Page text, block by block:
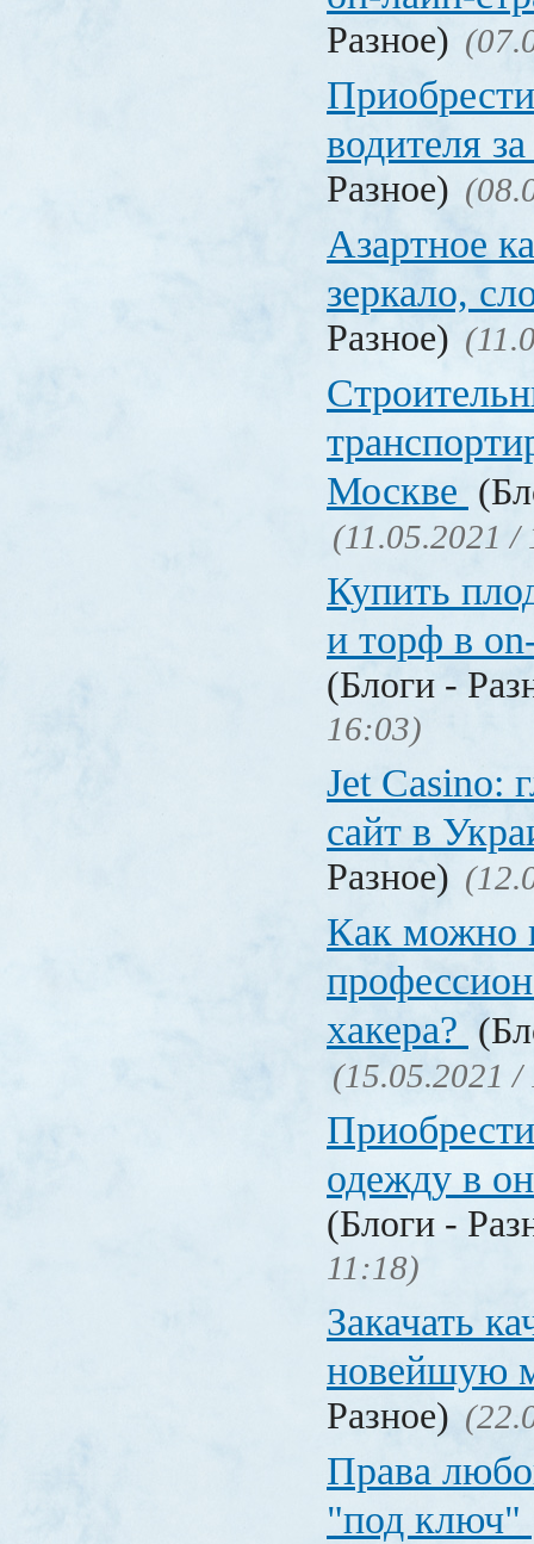
Разное)
водителя
Разное)
Азартное
зеркало,
Разное)
Москве
(11.05.2021 /
Купить
и торф в
(Блоги -
16:03)
Jet Сasino:
сайт в
Разное)
Как можно
хакера?
(15.05.2021 /
одежду в
(Блоги -
11:18)
Закачать
новейшую
Разное)
Права
"под ключ"